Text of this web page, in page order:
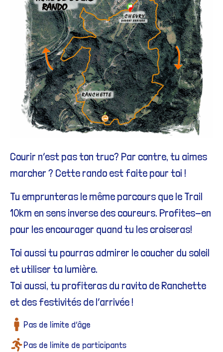
Courir n’est pas ton truc? Par contre, tu aimes
marcher ? Cette rando est faite pour toi !
Tu emprunteras le même parcours que le Trail
10km en sens inverse des coureurs. Profites-en
pour les encourager quand tu les croiseras!
Toi aussi tu pourras admirer le coucher du soleil
et utiliser ta lumière.
Toi aussi, tu profiteras du ravito de Ranchette
et des festivités de l’arrivée !
Pas de limite d’âge
Pas de limite de participants